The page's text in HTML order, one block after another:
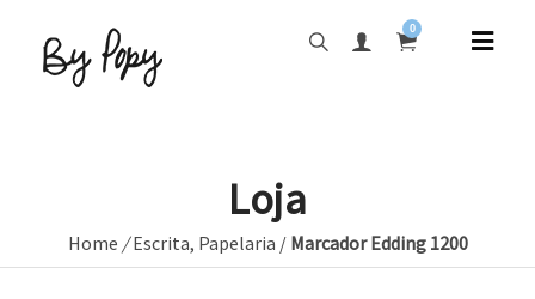
0
Loja
Home /Escrita, Papelaria / Marcador Edding 1200